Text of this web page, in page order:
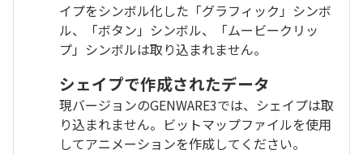
イプをシンボル化した「グラフィック」シンボ
ル、「ボタン」シンボル、「ムービークリッ
プ」シンボルは取り込まれません。
シェイプで作成されたデータ
現バージョンのGENWARE3では、シェイプは取
り込まれません。ビットマップファイルを使用
してアニメーションを作成してください。